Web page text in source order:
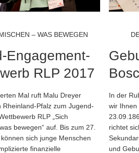
– WAS BEWEGEN
Engagement-
RLP 2017
Mal ruft Malu Dreyer
Rheinland-Pfalz zum Jugend-
RLP „Sich
bewegen“ auf. Bis zum 27.
sich junge Menschen
finanzielle
In der
wir Ihnen
richtet
und